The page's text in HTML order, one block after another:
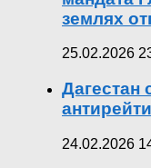
землях
25.02.2026
Дагестан
24.02.2026